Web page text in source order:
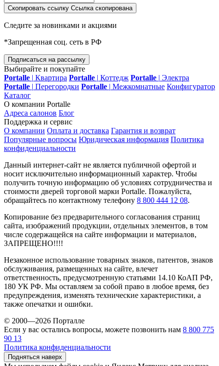
Скопировать ссылку Ссылка скопирована
Следите за новинками и акциями
*Запрещенная соц. сеть в РФ
Подписаться на рассылку
Выбирайте и покупайте
Portalle | Квартира Portalle | Коттедж Portalle | Электра
Portalle | Перегородки Portalle | Межкомнатные Конфигуратор
Каталог
О компании Portalle
Адреса салонов Блог
Поддержка и сервис
О компании Оплата и доставка Гарантия и возврат
Популярные вопросы Юридическая информация Политика
конфиденциальности
Данный интернет-сайт не является публичной офертой и
носит исключительно информационный характер. Чтобы
получить точную информацию об условиях сотрудничества и
стоимости дверей торговой марки Portalle. Пожалуйста,
обращайтесь по контактному телефону 8 800 444 12 08.
Копирование без предварительного согласования страниц
сайта, изображений продукции, отдельных элементов, в том
числе содержащейся на сайте информации и материалов,
ЗАПРЕЩЕНО!!!!
Незаконное использование товарных знаков, патентов, знаков
обслуживания, размещенных на сайте, влечет
ответственность, предусмотренную статьями 14.10 КоАП РФ,
180 УК РФ. Мы оставляем за собой право в любое время, без
предупреждения, изменять технические характеристики, а
также опечатки и ошибки.
© 2000—2026 Порталле
Если у вас остались вопросы, можете позвонить нам 8 800 775
90 13
Политика конфиденциальности
Подняться наверх